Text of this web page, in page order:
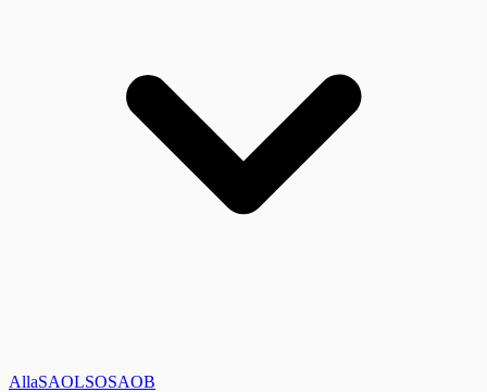
AllaSAOLSOSAOB